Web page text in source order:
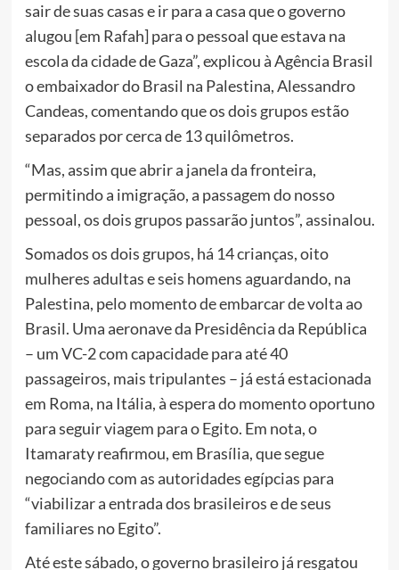
sair de suas casas e ir para a casa que o governo
alugou [em Rafah] para o pessoal que estava na
escola da cidade de Gaza”, explicou à Agência Brasil
o embaixador do Brasil na Palestina, Alessandro
Candeas, comentando que os dois grupos estão
separados por cerca de 13 quilômetros.
“Mas, assim que abrir a janela da fronteira,
permitindo a imigração, a passagem do nosso
pessoal, os dois grupos passarão juntos”, assinalou.
Somados os dois grupos, há 14 crianças, oito
mulheres adultas e seis homens aguardando, na
Palestina, pelo momento de embarcar de volta ao
Brasil. Uma aeronave da Presidência da República
– um VC-2 com capacidade para até 40
passageiros, mais tripulantes – já está estacionada
em Roma, na Itália, à espera do momento oportuno
para seguir viagem para o Egito. Em nota, o
Itamaraty reafirmou, em Brasília, que segue
negociando com as autoridades egípcias para
“viabilizar a entrada dos brasileiros e de seus
familiares no Egito”.
Até este sábado, o governo brasileiro já resgatou